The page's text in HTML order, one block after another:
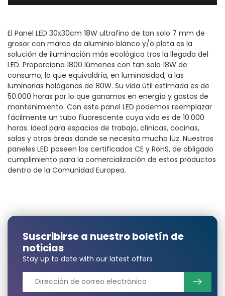
El Panel LED 30x30cm 18W ultrafino de tan solo 7 mm de
grosor con marco de aluminio blanco y/o plata es la
solución de iluminación más ecológica tras la llegada del
LED. Proporciona 1800 lúmenes con tan solo 18W de
consumo, lo que equivaldría, en luminosidad, a las
luminarias halógenas de 80W. Su vida útil estimada es de
50.000 horas por lo que ganamos en energía y gastos de
mantenimiento. Con este panel LED podemos reemplazar
fácilmente un tubo fluorescente cuya vida es de 10.000
horas. Ideal para espacios de trabajo, clínicas, cocinas,
salas y otras áreas donde se necesita mucha luz. Nuestros
paneles LED poseen los certificados CE y RoHS, de obligado
cumplimiento para la comercialización de estos productos
dentro de la Comunidad Europea.
Suscribirse a nuestro boletín de
noticias
Stay up to date with our latest offers